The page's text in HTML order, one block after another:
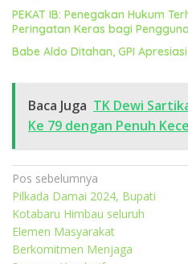
PEKAT IB: Penegakan Hukum
Peringatan Keras bagi
Babe Aldo Ditahan, GPI
Baca Juga TK Dewi
Ke 79 dengan Penuh
Navigasi
pos
Pos sebelumnya
Pilkada Damai 2024, Bupati
Kotabaru Himbau seluruh
Elemen Masyarakat
Berkomitmen Menjaga